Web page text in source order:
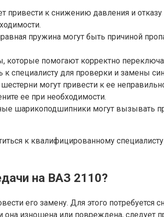
к снижению давления и
пружина могут быть причиной
которые помогают корректно
специалисту для проверки и замены
могут привести к ее
ее при необходимости.
шарикоподшипники могут вызывать
к квалифицированному
на ВАЗ 2110?
его замену. Для этого потребуется
изношена или повреждена, следует